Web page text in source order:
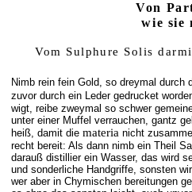
Von
wie sie
Vom Sulphure Solis
Nimb rein fein Gold, so dreymal durch
zuvor durch ein Leder gedrucket
wigt, reibe zweymal so schwer
unter einer Muffel verrauchen, gantz
heiß, damit die materia nicht
recht bereit: Als dann nimb ein Theil
darauß distillier ein Wasser, das wird
und sonderliche Handgriffe, sonsten
wer aber in Chymischen bereitungen